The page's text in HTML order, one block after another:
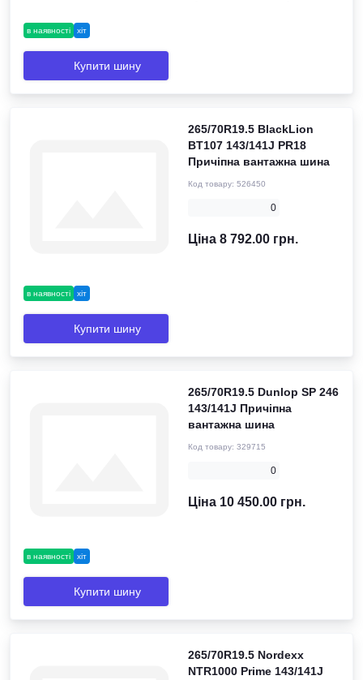
в наявності хіт
Купити шину
в наявності хіт
265/70R19.5 BlackLion
BT107 143/141J PR18
Причіпна вантажна шина
Код товару: 526450
0
Ціна 8 792.00 грн.
Купити шину
в наявності хіт
265/70R19.5 Dunlop SP 246
143/141J Причіпна
вантажна шина
Код товару: 329715
0
Ціна 10 450.00 грн.
Купити шину
265/70R19.5 Nordexx
NTR1000 Prime 143/141J